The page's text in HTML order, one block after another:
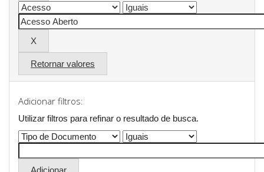
Retornar valores
Adicionar filtros:
Utilizar filtros para refinar o resultado de busca.